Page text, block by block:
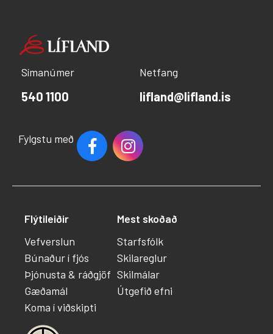
Símanúmer
540 1100
Netfang
lifland@lifland.is
Fylgstu með
Flýtileiðir
Vefverslun
Búnaður í fjós
Þjónusta & ráðgjöf
Gæðamál
Koma í viðskipti
Mest skoðað
Starfsfólk
Skilareglur
Skilmálar
Útgefið efni